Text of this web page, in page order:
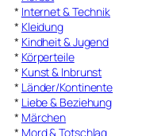
* Internet & Technik
* Kleidung
* Kindheit & Jugend
* Körperteile
* Kunst & Inbrunst
* Länder/Kontinente
* Liebe & Beziehung
* Märchen
* Mord & Totschlag